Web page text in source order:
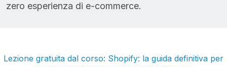
zero esperienza di e-commerce.
Lezione gratuita dal corso: Shopify: la guida definitiva per